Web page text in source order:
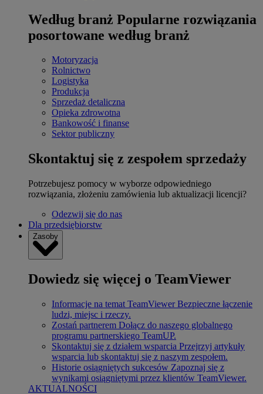
Według branż Popularne rozwiązania
posortowane według branż
Motoryzacja
Rolnictwo
Logistyka
Produkcja
Sprzedaż detaliczna
Opieka zdrowotna
Bankowość i finanse
Sektor publiczny
Skontaktuj się z zespołem sprzedaży
Potrzebujesz pomocy w wyborze odpowiedniego
rozwiązania, złożeniu zamówienia lub aktualizacji licencji?
Odezwij się do nas
Dla przedsiębiorstw
Zasoby
Dowiedz się więcej o TeamViewer
Informacje na temat TeamViewer Bezpieczne łączenie
ludzi, miejsc i rzeczy.
Zostań partnerem Dołącz do naszego globalnego
programu partnerskiego TeamUP.
Skontaktuj się z działem wsparcia Przejrzyj artykuły
wsparcia lub skontaktuj się z naszym zespołem.
Historie osiągniętych sukcesów Zapoznaj się z
wynikami osiągniętymi przez klientów TeamViewer.
AKTUALNOŚCI